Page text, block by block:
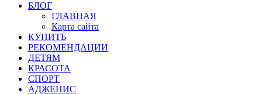
БЛОГ
ГЛАВНАЯ
Карта сайта
КУПИТЬ
РЕКОМЕНДАЦИИ
ДЕТЯМ
КРАСОТА
СПОРТ
АДЖЕНИС